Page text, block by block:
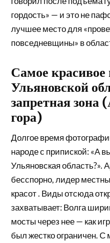
гордость» — и это не
лучшее место для
повседневщины» в
Самое красивое
Ульяновской
запретная зона
гора)
Долгое время
народе с припиской: «А
Ульяновская область?».
бесспорно, лидер
красот . Виды отсюда
захватывает: Волга
мосты через нее — как
был жестко ограничен. С